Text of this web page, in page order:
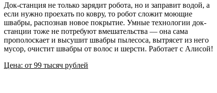
Док-станция не только зарядит робота, но и заправит водой, а
если нужно проехать по ковру, то робот сложит моющие
швабры, распознав новое покрытие. Умные технологии док-
станции тоже не потребуют вмешательства — она сама
прополоскает и высушит швабры пылесоса, вытрясет из него
мусор, очистит швабры от волос и шерсти. Работает с Алисой!
Цена: от 99 тысяч рублей